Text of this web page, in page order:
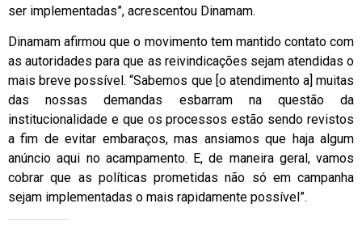
ser implementadas”, acrescentou Dinamam.
Dinamam afirmou que o movimento tem mantido contato com
as autoridades para que as reivindicações sejam atendidas o
mais breve possível. “Sabemos que [o atendimento a] muitas
das nossas demandas esbarram na questão da
institucionalidade e que os processos estão sendo revistos
a fim de evitar embaraços, mas ansiamos que haja algum
anúncio aqui no acampamento. E, de maneira geral, vamos
cobrar que as políticas prometidas não só em campanha
sejam implementadas o mais rapidamente possível”.